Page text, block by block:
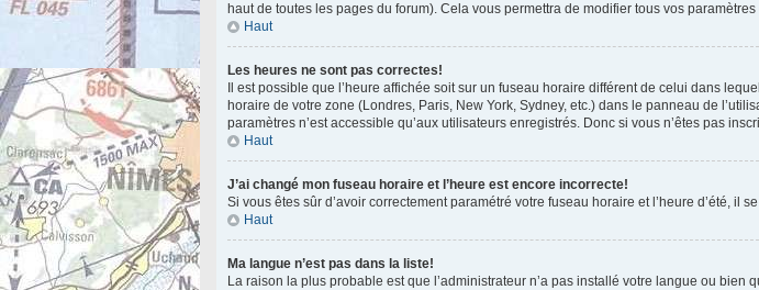
haut de toutes les pages du forum). Cela vous permettra de modifier tous vos
Haut
Les heures ne sont pas correctes!
Il est possible que l’heure affichée soit sur un fuseau horaire différent de celui dans
horaire de votre zone (Londres, Paris, New York, Sydney, etc.) dans le panneau de
paramètres n’est accessible qu’aux utilisateurs enregistrés. Donc si vous n’êtes pas
Haut
J’ai changé mon fuseau horaire et l’heure est encore incorrecte!
Si vous êtes sûr d’avoir correctement paramétré votre fuseau horaire et l’heure d’été, il
Haut
Ma langue n’est pas dans la liste!
La raison la plus probable est que l’administrateur n’a pas installé votre langue ou